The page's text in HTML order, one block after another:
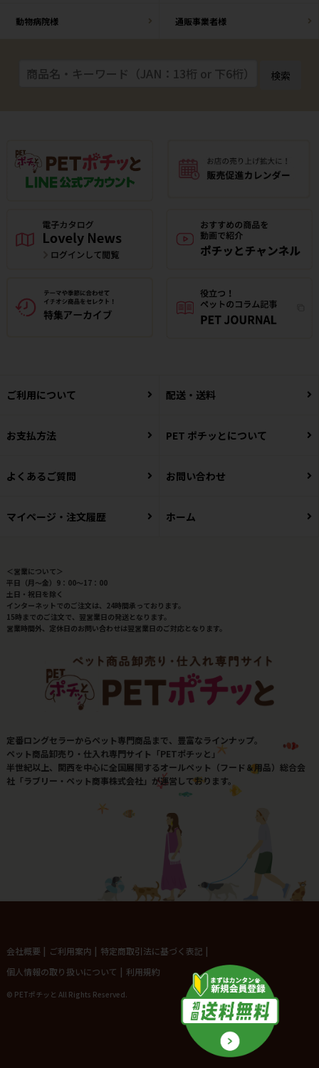
動物病院様 通販事業者様
検索
ご利用について 配送・送料
お支払方法 PET ポチッとについて
よくあるご質問 お問い合わせ
マイページ・注文履歴 ホーム
＜営業について＞
平日（月～金）9：00～17：00
土日・祝日を除く
インターネットでのご注文は、24時間承っております。
15時までのご注文で、翌営業日の発送となります。
営業時間外、定休日のお問い合わせは翌営業日のご対応となります。
定番ロングセラーからペット専門商品まで、豊富なラインナップ。
ペット商品卸売り・仕入れ専門サイト「PETポチッと」
半世紀以上、関西を中心に全国展開するオールペット（フード＆用品）総合会
社「ラブリー・ペット商事株式会社」が運営しております。
会社概要 | ご利用案内 | 特定商取引法に基づく表記 |
個人情報の取り扱いについて | 利用規約
© PETポチッと All Rights Reserved.